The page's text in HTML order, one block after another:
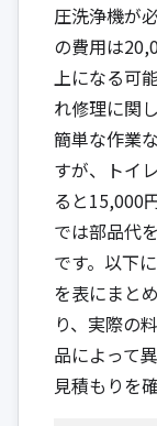
圧洗浄機が
の費用は
上になる可
れ修理に関
簡単な作業
すが、トイ
ると15,000
では部品代
です。以下
を表にまと
り、実際の
品によって
見積もりを